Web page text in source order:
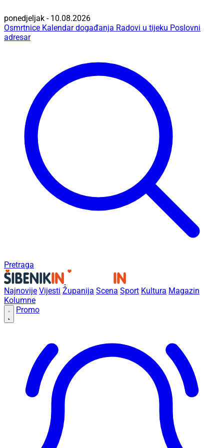
ponedjeljak - 10.08.2026
Osmrtnice Kalendar događanja Radovi u tijeku Poslovni
adresar
Pretraga
Najnovije Vijesti Županija Scena Sport Kultura Magazin
Kolumne
Promo